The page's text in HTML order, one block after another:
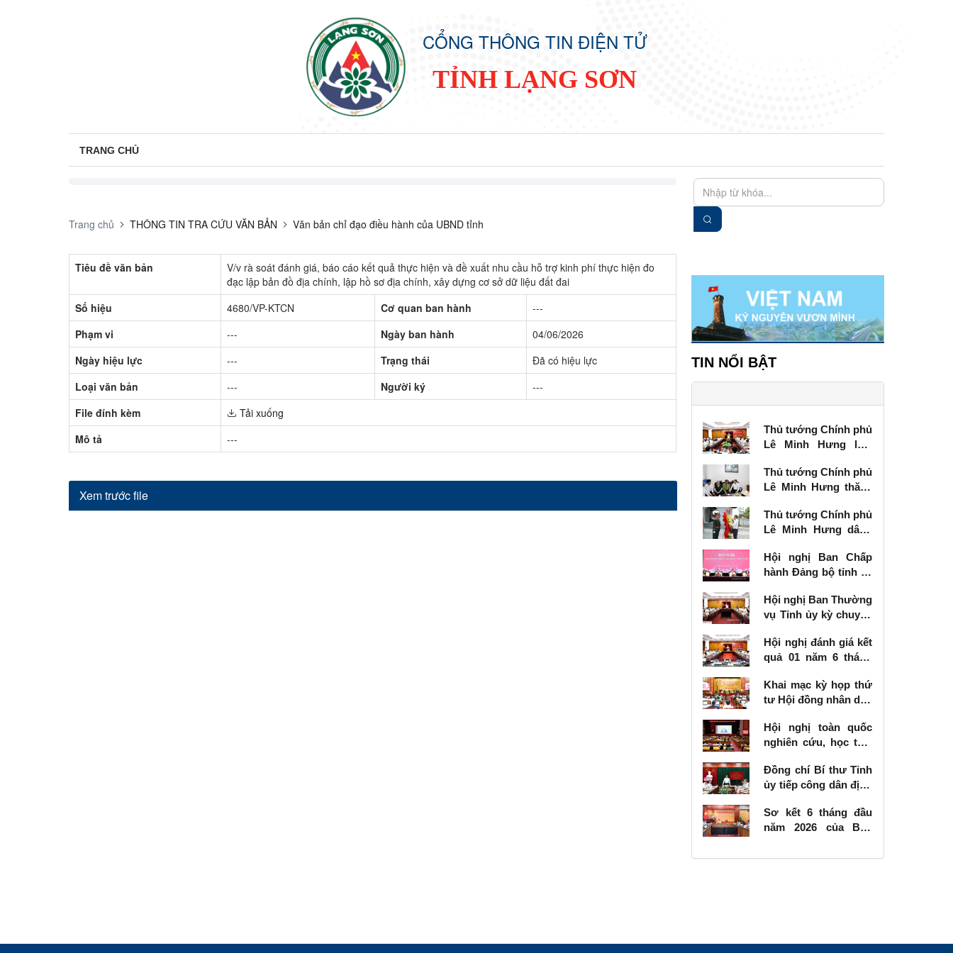
CỔNG THÔNG TIN ĐIỆN TỬ
TỈNH LẠNG SƠN
TRANG CHỦ
Trang chủ THÔNG TIN TRA CỨU VĂN BẢN Văn bản chỉ đạo điều hành của UBND tỉnh
Tiêu đề văn bản
V/v rà soát đánh giá, báo cáo kết quả thực hiện và đề xuất nhu cầu hỗ trợ kinh phí thực hiện đo
đạc lập bản đồ địa chính, lập hồ sơ địa chính, xây dựng cơ sở dữ liệu đất đai
Số hiệu
4680/VP-KTCN Cơ quan ban hành
---
Phạm vi
--- Ngày ban hành
04/06/2026
Ngày hiệu lực
--- Trạng thái
Đã có hiệu lực
Loại văn bản
--- Người ký
---
File đính kèm
Tải xuống
Mô tả
---
Xem trước file
TIN NỔI BẬT
Thủ tướng Chính phủ
Lê Minh Hưng làm
vụ Tỉnh ủy Lạng Sơn
Thủ tướng Chính phủ
Lê Minh Hưng thăm,
binh tại Lạng Sơn
Thủ tướng Chính phủ
Lê Minh Hưng dâng
các Anh hùng liệt sĩ
tại Lạng Sơn
Hội nghị Ban Chấp
hành Đảng bộ tỉnh kỳ
Hội nghị Ban Thường
vụ Tỉnh ủy kỳ chuyên
Hội nghị đánh giá kết
quả 01 năm 6 tháng
số 57-NQ/TW
Khai mạc kỳ họp thứ
tư Hội đồng nhân dân
kỳ 2026 - 2031
Hội nghị toàn quốc
nghiên cứu, học tập,
khai thực hiện Nghị
quyết số 10-NQ/TW
phát triển kinh tế có
vốn đầu tư nước
Đồng chí Bí thư Tỉnh
ủy tiếp công dân định
Sơ kết 6 tháng đầu
năm 2026 của Ban
các công trình, dự án